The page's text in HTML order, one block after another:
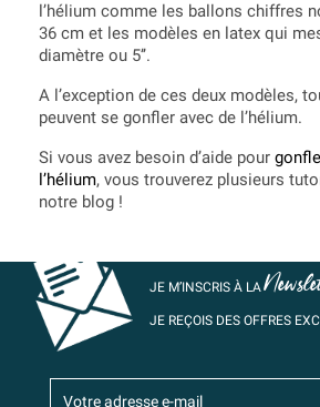
l’hélium comme les ballons chiffres
36 cm et les modèles en latex qui
diamètre ou 5’’.
A l’exception de ces deux modèles,
peuvent se gonfler avec de l’hélium.
Si vous avez besoin d’aide pour
l’hélium, vous trouverez plusieurs
notre blog !
JE M’INSCRIS À LA
JE REÇOIS DES OFFRES